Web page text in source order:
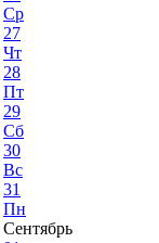
Ср
27
Чт
28
Пт
29
Сб
30
Вс
31
Пн
Сентябрь